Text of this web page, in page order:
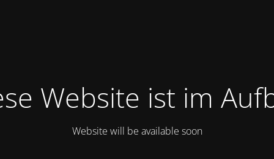
Website ist im
Website will be available soon